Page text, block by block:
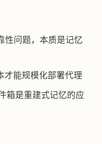
性问题，本质是记忆
才能规模化部署代理
箱是重建式记忆的应